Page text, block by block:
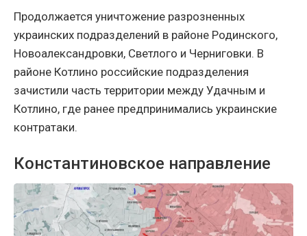
Продолжается уничтожение разрозненных
украинских подразделений в районе Родинского,
Новоалександровки, Светлого и Черниговки. В
районе Котлино российские подразделения
зачистили часть территории между Удачным и
Котлино, где ранее предпринимались украинские
контратаки.
Константиновское направление